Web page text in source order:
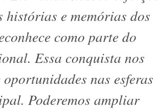
e memórias dos
como parte do
Essa conquista nos
nas esferas
Poderemos ampliar